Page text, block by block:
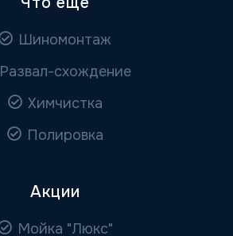
Шиномонтаж
Развал-схождение
Химчистка
Полировка
Акции
Мойка "Люкс"